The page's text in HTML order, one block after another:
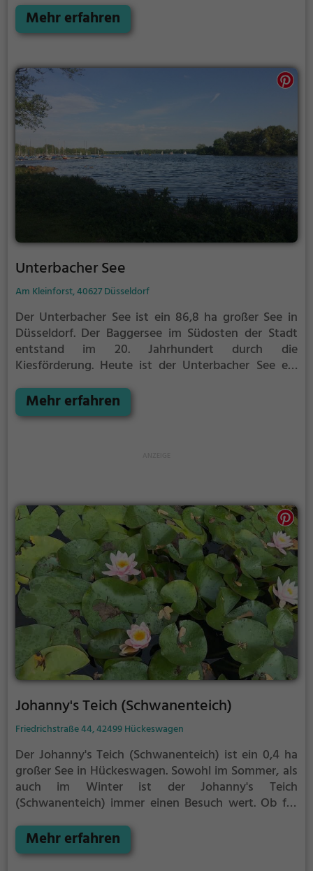
zusammengeschlossen.
Mehr erfahren
Unterbacher See
Am Kleinforst, 40627 Düsseldorf
Der Unterbacher See ist ein 86,8 ha großer See in
Düsseldorf. Der Baggersee im Südosten der Stadt
entstand im 20. Jahrhundert durch die
Kiesförderung. Heute ist der Unterbacher See ein
aus der gesamten Region.
Mehr erfahren
Johanny's Teich (Schwanenteich)
Friedrichstraße 44, 42499 Hückeswagen
Der Johanny's Teich (Schwanenteich) ist ein 0,4 ha
großer See in Hückeswagen. Sowohl im Sommer, als
auch im Winter ist der Johanny's Teich
(Schwanenteich) immer einen Besuch wert. Ob für
die Natur zu genießen - der Johanny's Teich
(Schwanenteich) bietet zahlreiche Möglichkeiten für
Mehr erfahren